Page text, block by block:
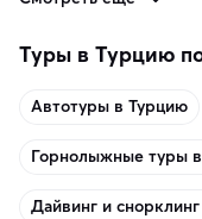
Туры в Турцию
Автотуры в Турцию
Горнолыжные туры
Дайвинг и